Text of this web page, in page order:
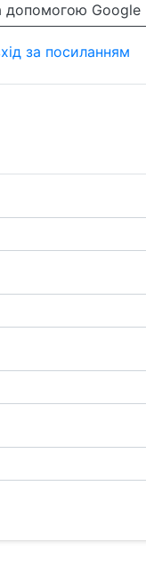
допомогою Google
за посиланням